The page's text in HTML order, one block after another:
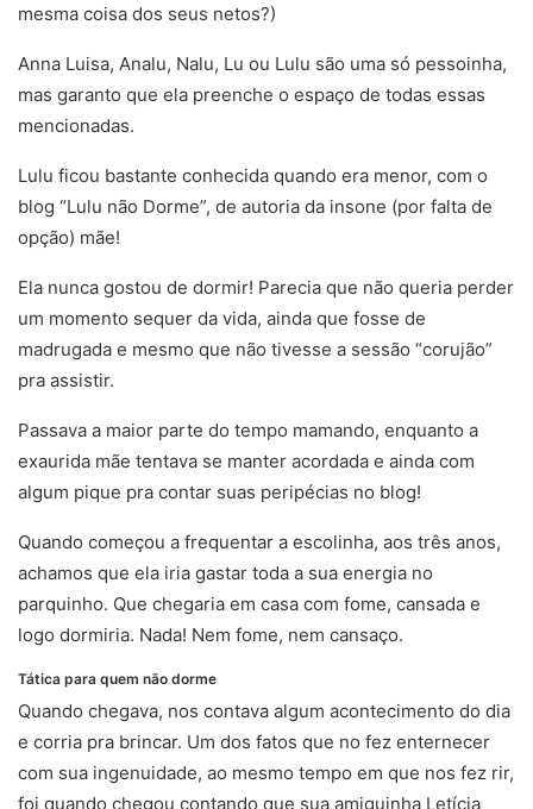
mesma coisa dos seus netos?)
Anna Luisa, Analu, Nalu, Lu ou Lulu são uma só pessoinha,
mas garanto que ela preenche o espaço de todas essas
mencionadas.
Lulu ficou bastante conhecida quando era menor, com o
blog “Lulu não Dorme”, de autoria da insone (por falta de
opção) mãe!
Ela nunca gostou de dormir! Parecia que não queria perder
um momento sequer da vida, ainda que fosse de
madrugada e mesmo que não tivesse a sessão “corujão”
pra assistir.
Passava a maior parte do tempo mamando, enquanto a
exaurida mãe tentava se manter acordada e ainda com
algum pique pra contar suas peripécias no blog!
Quando começou a frequentar a escolinha, aos três anos,
achamos que ela iria gastar toda a sua energia no
parquinho. Que chegaria em casa com fome, cansada e
logo dormiria. Nada! Nem fome, nem cansaço.
Tática para quem não dorme
Quando chegava, nos contava algum acontecimento do dia
e corria pra brincar. Um dos fatos que no fez enternecer
com sua ingenuidade, ao mesmo tempo em que nos fez rir,
foi quando chegou contando que sua amiguinha Letícia